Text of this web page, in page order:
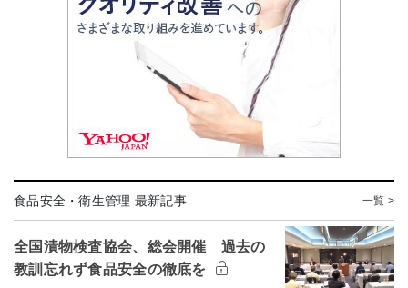
食品安全・衛生管理 最新記事 一覧 >
全国漬物検査協会、総会開催 過去の
教訓忘れず食品安全の徹底を